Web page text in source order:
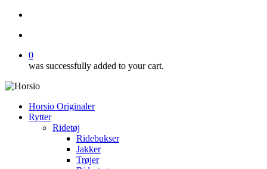
0
was successfully added to your cart.
Horsio Originaler
Rytter
Ridetøj
Ridebukser
Jakker
Trøjer